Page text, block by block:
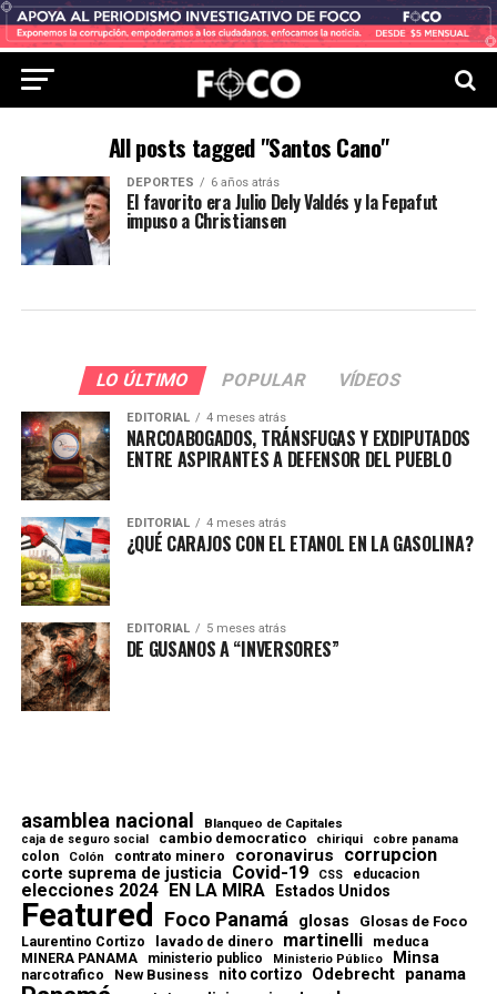
All posts tagged "Santos Cano"
DEPORTES 6 años atrás
El favorito era Julio Dely Valdés y la Fepafut
impuso a Christiansen
LO ÚLTIMO POPULAR VÍDEOS
EDITORIAL 4 meses atrás
NARCOABOGADOS, TRÁNSFUGAS Y EXDIPUTADOS
ENTRE ASPIRANTES A DEFENSOR DEL PUEBLO
EDITORIAL 4 meses atrás
¿QUÉ CARAJOS CON EL ETANOL EN LA GASOLINA?
EDITORIAL 5 meses atrás
DE GUSANOS A “INVERSORES”
asamblea nacional Blanqueo de Capitales
caja de seguro social cambio democratico chiriqui cobre panama
colon Colón contrato minero coronavirus corrupcion
corte suprema de justicia Covid-19 CSS educacion
elecciones 2024 EN LA MIRA Estados Unidos
Featured Foco Panamá glosas Glosas de Foco
Laurentino Cortizo lavado de dinero martinelli meduca
MINERA PANAMA ministerio publico Ministerio Público Minsa
narcotrafico New Business nito cortizo Odebrecht panama